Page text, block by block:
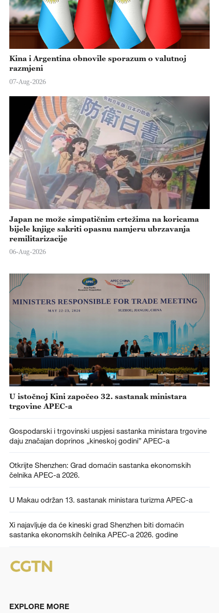
Kina i Argentina obnovile sporazum o valutnoj
razmjeni
07-Aug-2026
Japan ne može simpatičnim crtežima na koricama
bijele knjige sakriti opasnu namjeru ubrzavanja
remilitarizacije
06-Aug-2026
U istočnoj Kini započeo 32. sastanak ministara
trgovine APEC-a
Gospodarski i trgovinski uspjesi sastanka ministara trgovine
daju značajan doprinos „kineskoj godini” APEC-a
Otkrijte Shenzhen: Grad domaćin sastanka ekonomskih
čelnika APEC-a 2026.
U Makau održan 13. sastanak ministara turizma APEC-a
Xi najavljuje da će kineski grad Shenzhen biti domaćin
sastanka ekonomskih čelnika APEC-a 2026. godine
EXPLORE MORE